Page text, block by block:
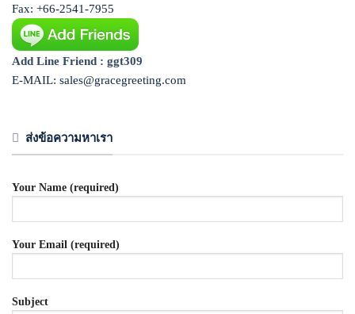
Fax: +66-2541-7955
Add Line Friend : ggt309
E-MAIL: sales@gracegreeting.com
ส่งข้อความหาเรา
Your Name (required)
Your Email (required)
Subject